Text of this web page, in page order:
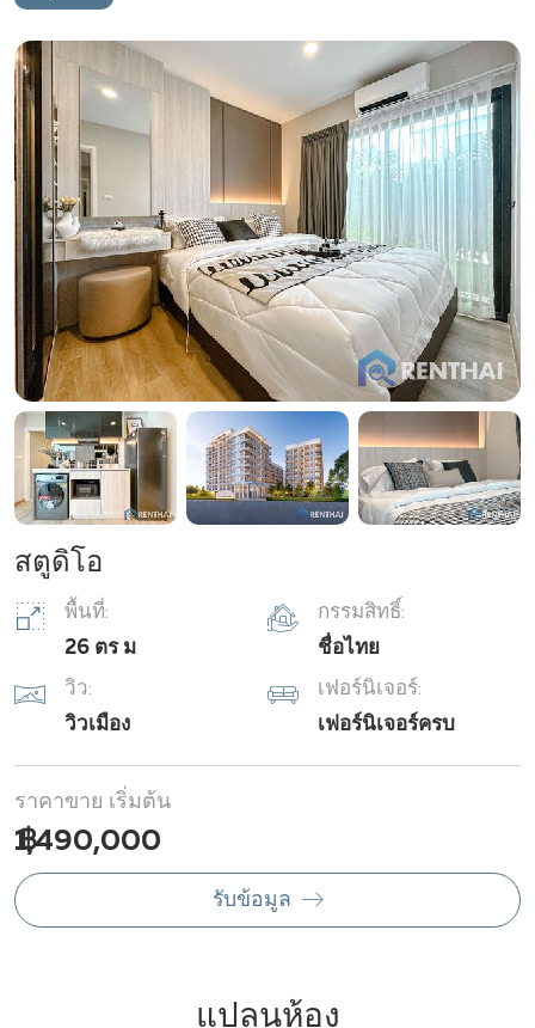
สตูดิโอ
พื้นที่:
26 ตร ม
กรรมสิทธิ์:
ชื่อไทย
วิว:
วิวเมือง
เฟอร์นิเจอร์:
เฟอร์นิเจอร์ครบ
ราคาขาย เริ่มต้น
฿ 1,490,000
รับข้อมูล
แปลนห้อง